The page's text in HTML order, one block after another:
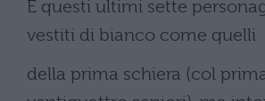
E questi ultimi sette
vestiti di bianco come quelli
della prima schiera (col